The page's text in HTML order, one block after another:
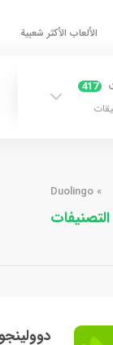
الألعاب الأكثر شعبية
417
»
Duolingo
التصنيفات